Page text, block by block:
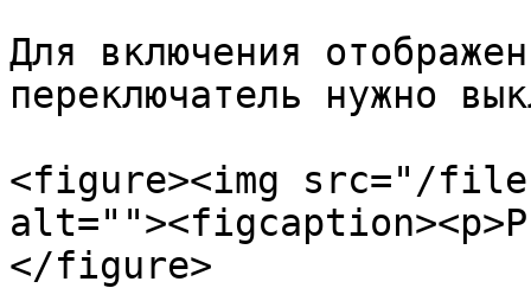
Для включения
переключатель нужно
<figure><img src="/
</figure>